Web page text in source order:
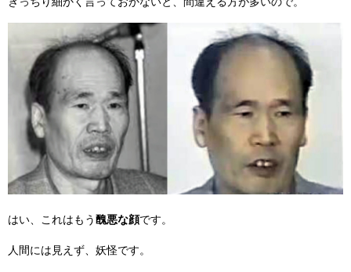
はい、これはもう 醜悪な顔です。
人間には見えず、妖怪です。